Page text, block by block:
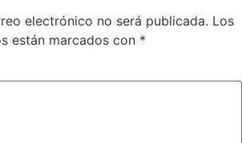
electrónico no será publicada. Los
están marcados con *